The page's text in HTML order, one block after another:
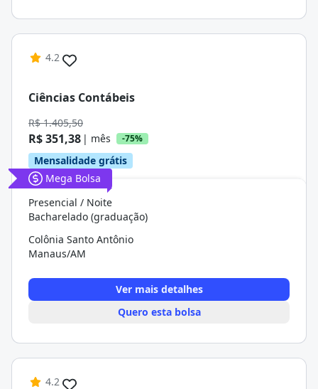
4.2
Ciências Contábeis
R$ 1.405,50
R$ 351,38 | mês -75%
Mensalidade grátis
Mega Bolsa
Presencial / Noite
Bacharelado (graduação)
Colônia Santo Antônio
Manaus/AM
Ver mais detalhes
Quero esta bolsa
4.2